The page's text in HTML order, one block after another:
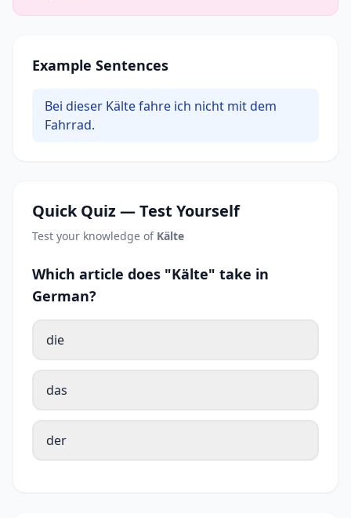
Example Sentences
Bei dieser Kälte fahre ich nicht mit dem
Fahrrad.
Quick Quiz — Test Yourself
Test your knowledge of Kälte
Which article does "Kälte" take in
German?
die
das
der